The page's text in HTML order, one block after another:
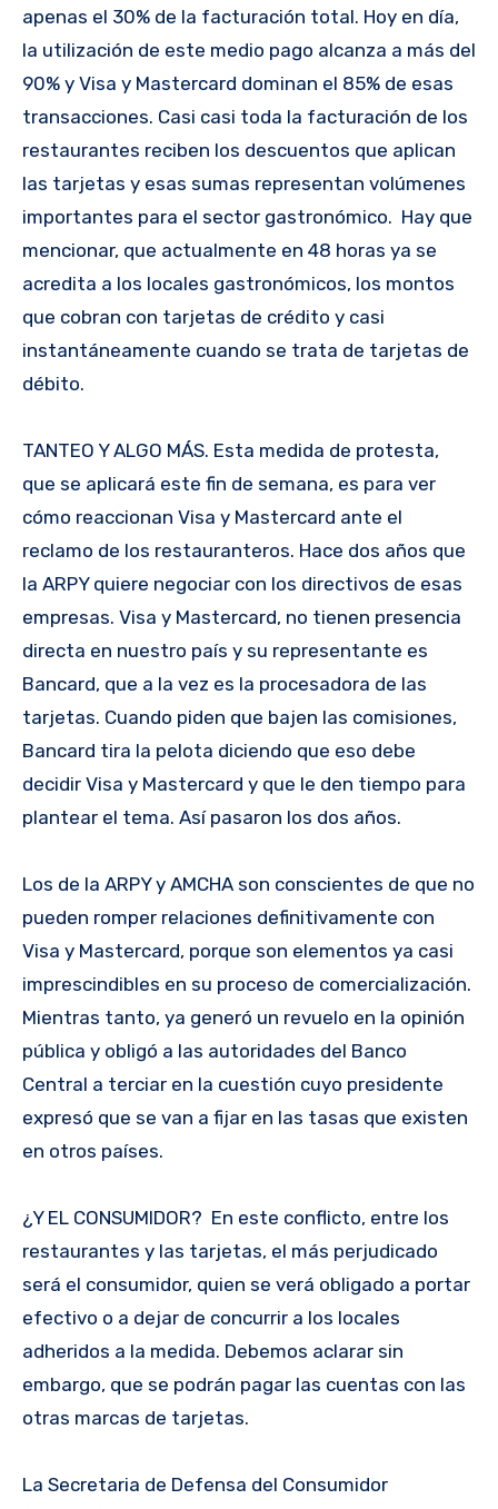
apenas el 30% de la facturación total. Hoy en día,
la utilización de este medio pago alcanza a más del
90% y Visa y Mastercard dominan el 85% de esas
transacciones. Casi casi toda la facturación de los
restaurantes reciben los descuentos que aplican
las tarjetas y esas sumas representan volúmenes
importantes para el sector gastronómico. Hay que
mencionar, que actualmente en 48 horas ya se
acredita a los locales gastronómicos, los montos
que cobran con tarjetas de crédito y casi
instantáneamente cuando se trata de tarjetas de
débito.
TANTEO Y ALGO MÁS. Esta medida de protesta,
que se aplicará este fin de semana, es para ver
cómo reaccionan Visa y Mastercard ante el
reclamo de los restauranteros. Hace dos años que
la ARPY quiere negociar con los directivos de esas
empresas. Visa y Mastercard, no tienen presencia
directa en nuestro país y su representante es
Bancard, que a la vez es la procesadora de las
tarjetas. Cuando piden que bajen las comisiones,
Bancard tira la pelota diciendo que eso debe
decidir Visa y Mastercard y que le den tiempo para
plantear el tema. Así pasaron los dos años.
Los de la ARPY y AMCHA son conscientes de que no
pueden romper relaciones definitivamente con
Visa y Mastercard, porque son elementos ya casi
imprescindibles en su proceso de comercialización.
Mientras tanto, ya generó un revuelo en la opinión
pública y obligó a las autoridades del Banco
Central a terciar en la cuestión cuyo presidente
expresó que se van a fijar en las tasas que existen
en otros países.
¿Y EL CONSUMIDOR? En este conflicto, entre los
restaurantes y las tarjetas, el más perjudicado
será el consumidor, quien se verá obligado a portar
efectivo o a dejar de concurrir a los locales
adheridos a la medida. Debemos aclarar sin
embargo, que se podrán pagar las cuentas con las
otras marcas de tarjetas.
La Secretaria de Defensa del Consumidor